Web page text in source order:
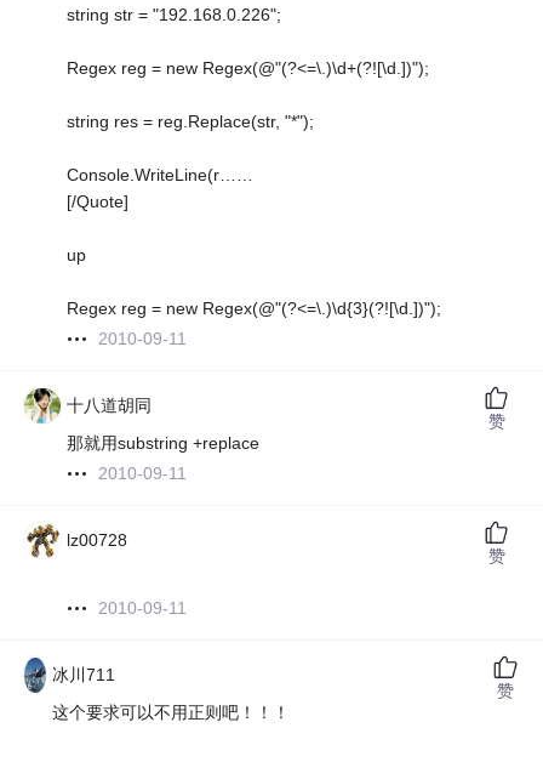
string str = "192.168.0.226";
Regex reg = new Regex(@"(?<=\.)\d+(?![\d.])");
string res = reg.Replace(str, "*");
Console.WriteLine(r……
[/Quote]
up
Regex reg = new Regex(@"(?<=\.)\d{3}(?![\d.])");
2010-09-11
十八道胡同
那就用substring +replace
2010-09-11
赞
lz00728
2010-09-11
赞
冰川711
这个要求可以不用正则吧！！！
赞